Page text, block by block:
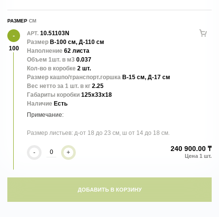
Крупное искусственное растение с пышной кустовой кроной и
цвета, передающими естественный вид тропического
филодендрона. Объёмная форма и реалистичная детализация
делают его выразительным акцентом для просторных интерьеров,
офисов, гостиниц и коммерческих пространств. Не требует ухода,
РАЗМЕР
100
АРТ. 10.51103N
Размер В-100 см, Д-110 см
Наполнение 62 листа
Объем 1шт. в м3 0.037
Кол-во в коробке 2 шт.
Размер кашпо/транспорт.горшка В-15 см, Д-17 см
Вес нетто за 1 шт. в кг 2.25
Габариты коробки 125x33x18
Наличие Есть
Размер листьев: д-от 18 до 23 см, ш от 14 до 18 см.
- + 240 900.00 ₸
ДОБАВИТЬ В КОРЗИНУ